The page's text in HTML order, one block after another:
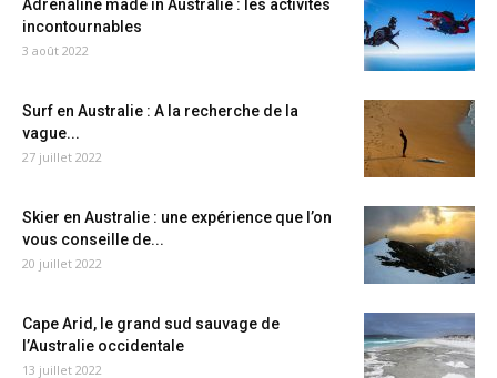
Adrénaline made in Australie : les activités
incontournables
3 août 2022
Surf en Australie : A la recherche de la
vague...
27 juillet 2022
Skier en Australie : une expérience que l’on
vous conseille de...
20 juillet 2022
Cape Arid, le grand sud sauvage de
l’Australie occidentale
13 juillet 2022